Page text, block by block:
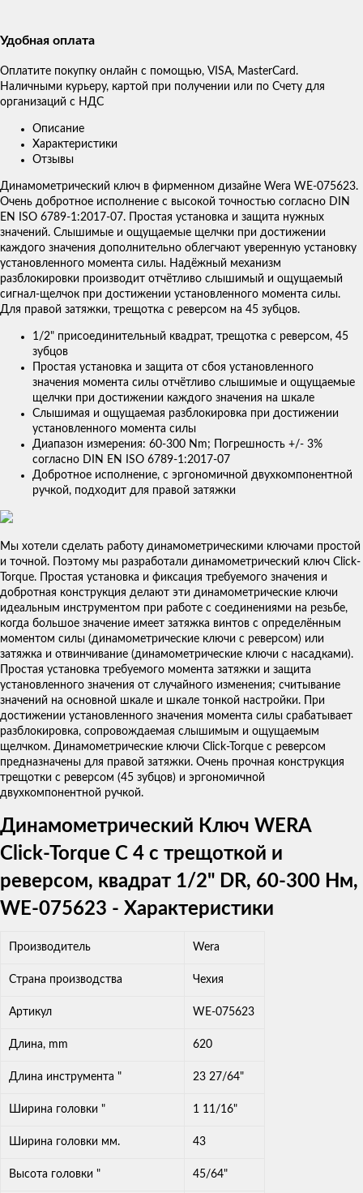
Удобная оплата
Оплатите покупку онлайн с помощью, VISA, MasterCard.
Наличными курьеру, картой при получении или по Счету для
организаций с НДС
Описание
Характеристики
Отзывы
Динамометрический ключ в фирменном дизайне Wera WE-075623.
Очень добротное исполнение с высокой точностью согласно DIN
EN ISO 6789-1:2017-07. Простая установка и защита нужных
значений. Слышимые и ощущаемые щелчки при достижении
каждого значения дополнительно облегчают уверенную установку
установленного момента силы. Надёжный механизм
разблокировки производит отчётливо слышимый и ощущаемый
сигнал-щелчок при достижении установленного момента силы.
Для правой затяжки, трещотка с реверсом на 45 зубцов.
1/2" присоединительный квадрат, трещотка с реверсом, 45
зубцов
Простая установка и защита от сбоя установленного
значения момента силы отчётливо слышимые и ощущаемые
щелчки при достижении каждого значения на шкале
Слышимая и ощущаемая разблокировка при достижении
установленного момента силы
Диапазон измерения: 60-300 Nm; Погрешность +/- 3%
согласно DIN EN ISO 6789-1:2017-07
Добротное исполнение, с эргономичной двухкомпонентной
ручкой, подходит для правой затяжки
Мы хотели сделать работу динамометрическими ключами простой
и точной. Поэтому мы разработали динамометрический ключ Click-
Torque. Простая установка и фиксация требуемого значения и
добротная конструкция делают эти динамометрические ключи
идеальным инструментом при работе с соединениями на резьбе,
когда большое значение имеет затяжка винтов с определённым
моментом силы (динамометрические ключи с реверсом) или
затяжка и отвинчивание (динамометрические ключи с насадками).
Простая установка требуемого момента затяжки и защита
установленного значения от случайного изменения; считывание
значений на основной шкале и шкале тонкой настройки. При
достижении установленного значения момента силы срабатывает
разблокировка, сопровождаемая слышимым и ощущаемым
щелчком. Динамометрические ключи Click-Torque с реверсом
предназначены для правой затяжки. Очень прочная конструкция
трещотки с реверсом (45 зубцов) и эргономичной
двухкомпонентной ручкой.
Динамометрический Ключ WERA
Click-Torque C 4 с трещоткой и
реверсом, квадрат 1/2" DR, 60-300 Нм,
WE-075623 - Характеристики
Производитель Wera
Страна производства Чехия
Артикул WE-075623
Длина, mm 620
Длина инструмента " 23 27/64"
Ширина головки " 1 11/16"
Ширина головки мм. 43
Высота головки " 45/64"